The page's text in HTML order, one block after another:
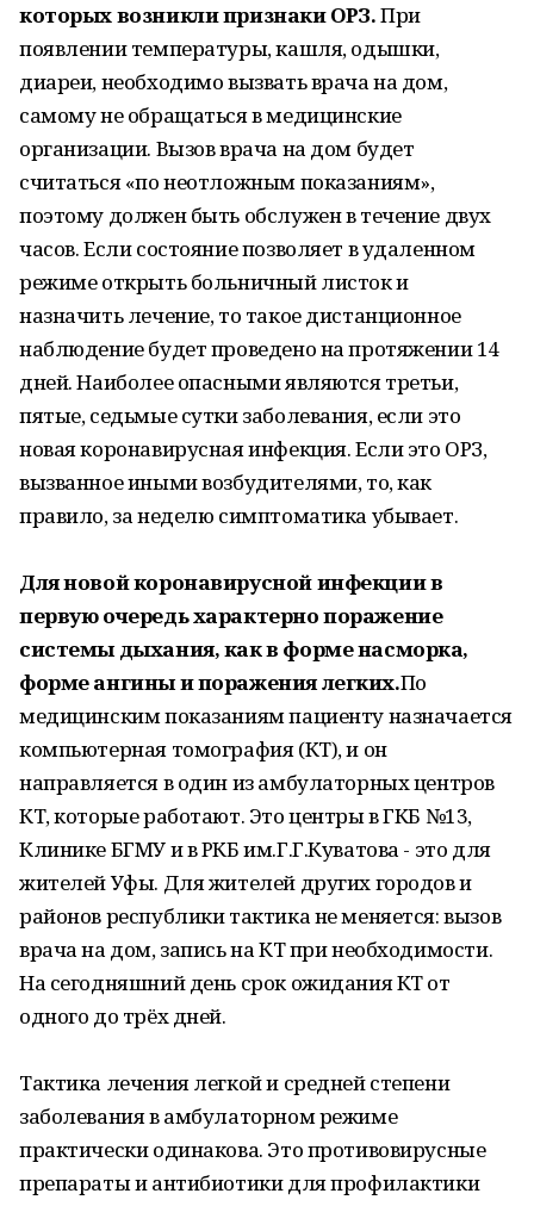
которых возникли признаки ОРЗ.При
появлении температуры, кашля, одышки,
диареи, необходимо вызвать врача на дом,
самому не обращаться в медицинские
организации. Вызов врача на дом будет
считаться «по неотложным показаниям»,
поэтому должен быть обслужен в течение двух
часов. Если состояние позволяет в удаленном
режиме открыть больничный листок и
назначить лечение, то такое дистанционное
наблюдение будет проведено на протяжении 14
дней. Наиболее опасными являются третьи,
пятые, седьмые сутки заболевания, если это
новая коронавирусная инфекция. Если это ОРЗ,
вызванное иными возбудителями, то, как
правило, за неделю симптоматика убывает.
Для новой коронавирусной инфекции в
первую очередь характерно поражение
системы дыхания, как в форме насморка,
форме ангины и поражения легких.По
медицинским показаниям пациенту назначается
компьютерная томография (КТ), и он
направляется в один из амбулаторных центров
КТ, которые работают. Это центры в ГКБ №13,
Клинике БГМУ и в РКБ им.Г.Г.Куватова - это для
жителей Уфы. Для жителей других городов и
районов республики тактика не меняется: вызов
врача на дом, запись на КТ при необходимости.
На сегодняшний день срок ожидания КТ от
одного до трёх дней.
Тактика лечения легкой и средней степени
заболевания в амбулаторном режиме
практически одинакова. Это противовирусные
препараты и антибиотики для профилактики